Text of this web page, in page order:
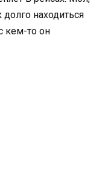
находиться
кем-то он